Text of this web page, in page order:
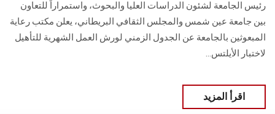
سجل الان
رئيس الجامعة لشئون الدراسات العليا والبحوث، واستمراراً للتعاون
بين جامعة عين شمس والمجلس الثقافي البريطاني، يعلن مكتب رعاية
المبعوثين بالجامعة عن الجدول الزمني لورش العمل الشهرية للتأهيل
لاختبار الأيلتس...
اقرأ المزيد